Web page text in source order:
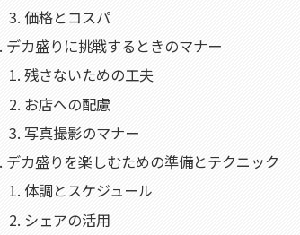
価格とコスパ
デカ盛りに挑戦するときのマナー
残さないための工夫
お店への配慮
写真撮影のマナー
デカ盛りを楽しむための準備とテクニック
体調とスケジュール
シェアの活用